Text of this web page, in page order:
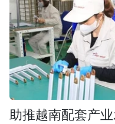
助推越南配套产